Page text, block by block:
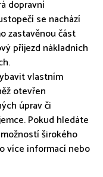
dopravní
se nachází
zastavěnou část
příjezd nákladních
vlastním
otevřen
úprav či
Pokud hledáte
širokého
více informací nebo